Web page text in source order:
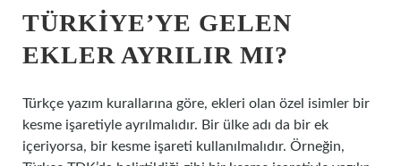
TÜRKIYE’YE GELEN
EKLER AYRILIR MI?
Türkçe yazım kurallarına göre, ekleri olan özel isimler bir
kesme işaretiyle ayrılmalıdır. Bir ülke adı da bir ek
içeriyorsa, bir kesme işareti kullanılmalıdır. Örneğin,